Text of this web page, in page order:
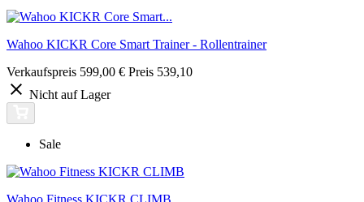
Wahoo KICKR Core Smart Trainer - Rollentrainer
Verkaufspreis 599,00 € Preis 539,10
Nicht auf Lager
Sale
Wahoo Fitness KICKR CLIMB